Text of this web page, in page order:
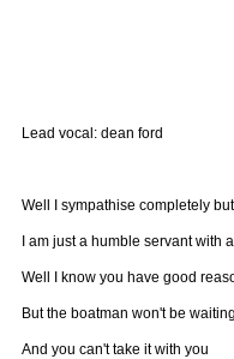
Lead vocal: dean ford
Well I sympathise completely
I am just a humble servant with
Well I know you have good
But the boatman won't be
And you can't take it with you